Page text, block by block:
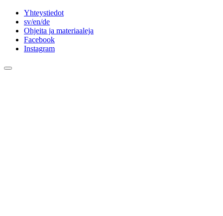
Yhteystiedot
sv/en/de
Ohjeita ja materiaaleja
Facebook
Instagram